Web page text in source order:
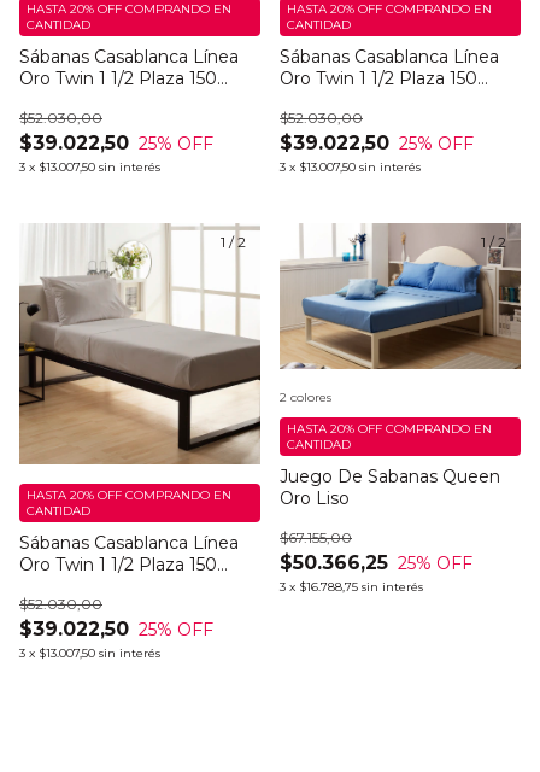
Sábanas Casablanca Línea
Oro Twin 1 1/2 Plaza 150
$39.022,50
$52.030,00
25% OFF
3 x $13.007,50 sin interés
HASTA 20% OFF COMPRANDO EN
CANTIDAD
Sábanas Casablanca Línea
Oro Twin 1 1/2 Plaza 150
$39.022,50
$52.030,00
25% OFF
3 x $13.007,50 sin interés
HASTA 20% OFF COMPRANDO EN
CANTIDAD
1 /2
Sábanas Casablanca Línea
Oro Twin 1 1/2 Plaza 150
$39.022,50
$52.030,00
25% OFF
3 x $13.007,50 sin interés
HASTA 20% OFF COMPRANDO EN
CANTIDAD
1 /2
Juego De Sabanas Queen
Oro Liso
$50.366,25
$67.155,00
25% OFF
3 x $16.788,75 sin interés
HASTA 20% OFF COMPRANDO EN
CANTIDAD
2 colores